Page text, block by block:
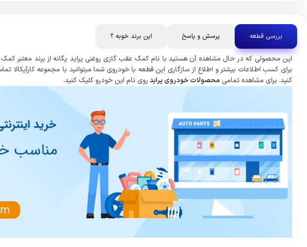
بررسی قطعه پرسش و پاسخ این برند خوبه ؟
این محصولی که در حال مشاهده آن هستید با نام کمک عقب گازی روغنی پراید یگانه از برند معتبر کمک
برای کسب اطلاعات بیشتر و اطلاع از سازگاری این قطعه با خودروی شما میتوانید با مجموعه
کنید. برای مشاهده تمامی محصولات خودروی پرایدروی نام این خودرو کلیک کنید.